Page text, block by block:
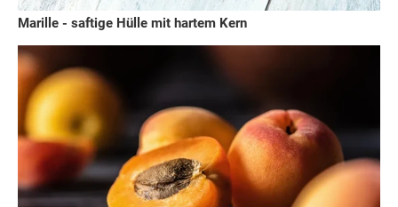
Marille - saftige Hülle mit hartem Kern